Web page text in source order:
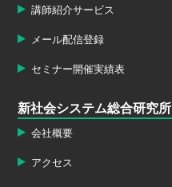
講師紹介サービス
メール配信登録
セミナー開催実績表
新社会システム総合研究所
会社概要
アクセス